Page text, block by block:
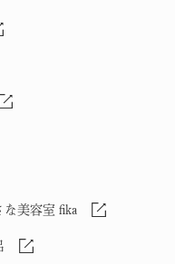
美容室 fika